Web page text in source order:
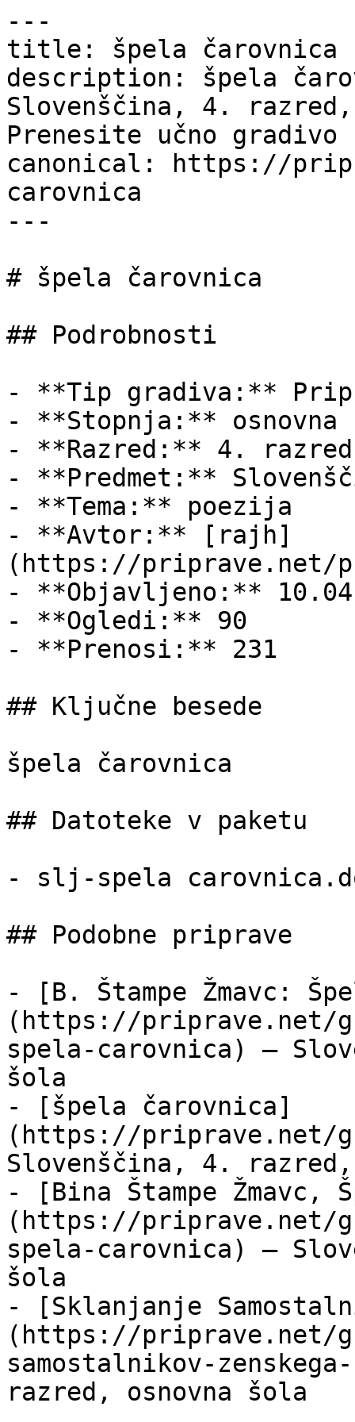
---
title: špela čarovnica
description: špela
Slovenščina, 4.
Prenesite učno
canonical: https://
carovnica
---
# špela čarovnica
## Podrobnosti
- **Tip gradiva:**
- **Stopnja:** osnovna
- **Razred:** 4. razred
- **Predmet:**
- **Tema:** poezija
- **Avtor:** [rajh]
(https://
- **Objavljeno:**
- **Ogledi:** 90
- **Prenosi:** 231
## Ključne besede
špela čarovnica
## Datoteke v paketu
- slj-spela
## Podobne priprave
- [B. Štampe Žmavc:
(https://priprave.net/
spela-carovnica) —
šola
- [špela čarovnica]
(https://priprave.net/
Slovenščina, 4. razred,
- [Bina Štampe Žmavc,
(https://priprave.net/
spela-carovnica) —
šola
- [Sklanjanje
(https://priprave.net/
samostalnikov-
razred, osnovna šola